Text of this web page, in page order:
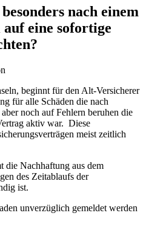
nach einem
eine sofortige
beginnt für den Alt-Versicherer
für alle Schäden die nach
noch auf Fehlern beruhen die
aktiv war. Diese
meist zeitlich
die Nachhaftung aus dem
des Zeitablaufs der
ist.
unverzüglich gemeldet werden